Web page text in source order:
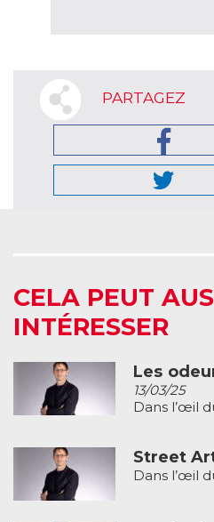
PARTAGEZ
CELA PEUT
INTÉRESSER
Les
13/03/25
Dans l’œil
Street
Dans l’œil